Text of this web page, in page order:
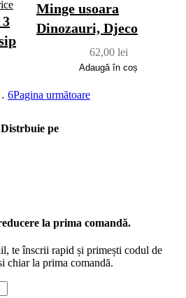
Minge usoara
Dinozauri, Djeco
62,00 lei
Adaugă în coș
6Pagina următoare
Distrbuie pe
la prima comandă.
te înscrii rapid și primești codul de
chiar la prima comandă.